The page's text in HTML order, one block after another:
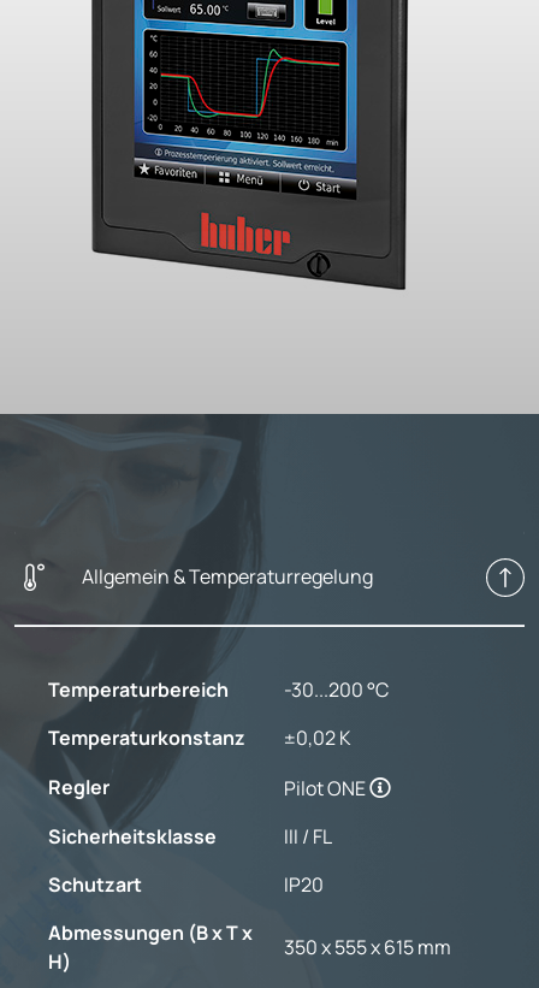
Allgemein & Temperaturregelung
Temperaturbereich
-30...200 °C
Temperaturkonstanz
±0,02 K
Regler
Pilot ONE
Sicherheitsklasse
III / FL
Schutzart
IP20
Abmessungen (B x T x
H)
350 x 555 x 615 mm